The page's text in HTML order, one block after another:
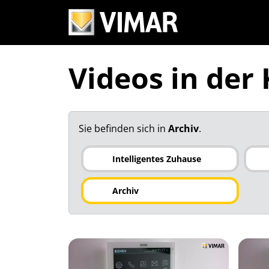
Videos in der
Sie befinden sich in Archiv.
Intelligentes Zuhause
Archiv